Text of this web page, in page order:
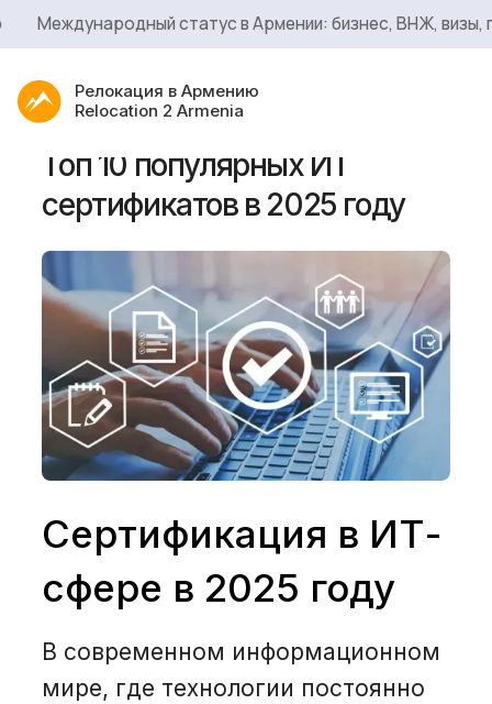
Международный статус в Армении: бизнес, ВНЖ, визы,
Релокация в Армению
Relocation 2 Armenia
Услуги
Сервисы
Блог
Вакансии
Рус
Топ 10 популярных ИТ
сертификатов в 2025 году
Сертификация в ИТ-
сфере в 2025 году
В современном информационном
мире, где технологии постоянно